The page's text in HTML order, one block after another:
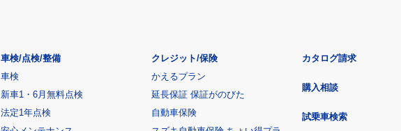
車検/点検/整備
車検
新車1・6月無料点検
法定1年点検
クレジット/保険
かえるプラン
延長保証 保証がのびた
自動車保険
カタログ請求
購入相談
試乗車検索